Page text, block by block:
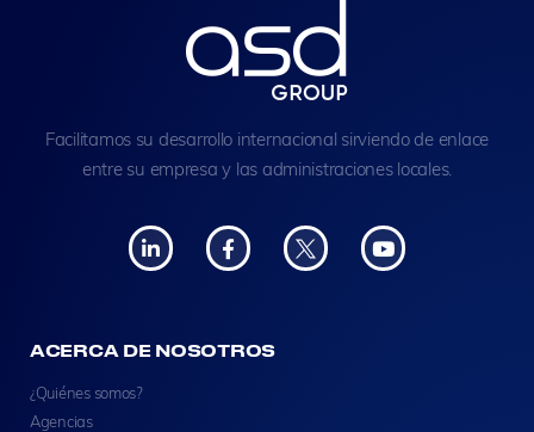
Facilitamos su desarrollo internacional sirviendo de enlace
entre su empresa y las administraciones locales.
ACERCA DE NOSOTROS
¿Quiénes somos?
Agencias